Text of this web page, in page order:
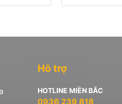
Hỗ trợ
HOTLINE MIỀN BẮC
0936 239 818